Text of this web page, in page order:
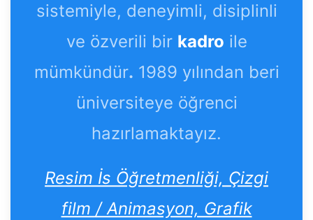
sistemiyle, deneyimli, disiplinli
ve özverili bir kadro ile
mümkündür. 1989 yılından beri
üniversiteye öğrenci
hazırlamaktayız.
Resim İs Öğretmenliği, Çizgi
film / Animasyon, Grafik